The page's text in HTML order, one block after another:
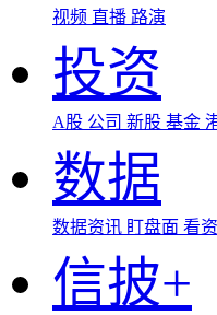
视频 直播 路演
投资
A股 公司 新股 基金
数据
数据资讯 盯盘面 看
信披+